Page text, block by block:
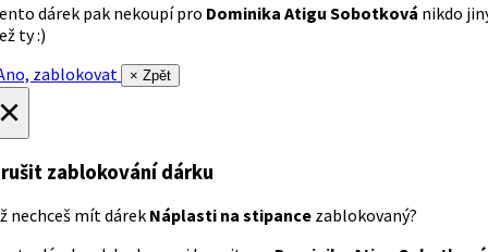
dárek pak nekoupí pro Dominika Atigu Sobotková nikdo
ty :)
zablokovat
× Zpět
zablokování dárku
nechceš mít dárek Náplasti na stipance zablokovaný?